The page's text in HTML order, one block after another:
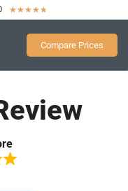
★★★★★
Compare Prices